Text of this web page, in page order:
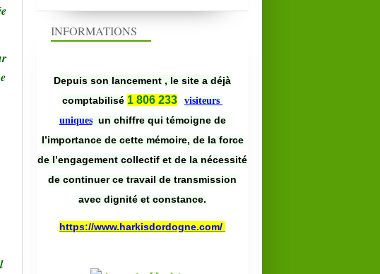
INFORMATIONS
Depuis son lancement , le site a déjà
comptabilisé 1 806 233
visiteurs
uniques un chiffre qui témoigne de
l’importance de cette mémoire, de la force
de l’engagement collectif et de la nécessité
de continuer ce travail de transmission
avec dignité et constance.
https://www.harkisdordogne.com/